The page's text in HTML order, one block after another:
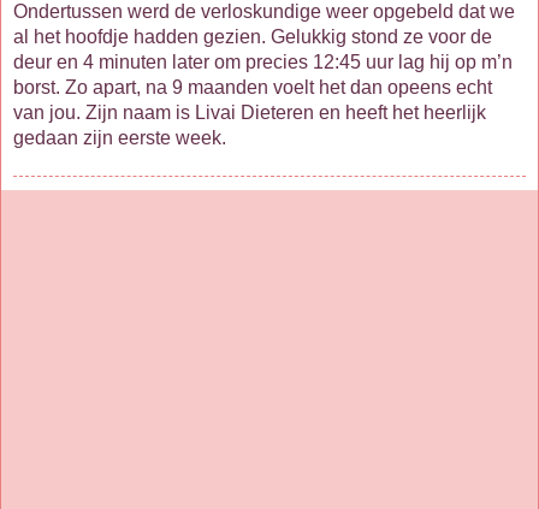
Ondertussen werd de verloskundige weer opgebeld dat we
al het hoofdje hadden gezien. Gelukkig stond ze voor de
deur en 4 minuten later om precies 12:45 uur lag hij op m’n
borst. Zo apart, na 9 maanden voelt het dan opeens echt
van jou. Zijn naam is Livai Dieteren en heeft het heerlijk
gedaan zijn eerste week.